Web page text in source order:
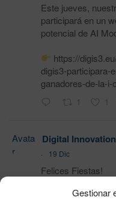
Gestionar
Este jueves,
participará en un
potencial de AI
https://
digis3-participara-
ganadores-de-la-i-
1 1
Avata
r
Digital
·
19 Dic
Felices Fiestas!